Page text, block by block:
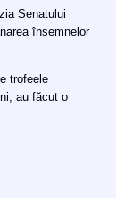
Senatului
însemnelor
trofeele
au făcut o